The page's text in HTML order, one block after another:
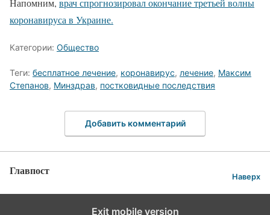
Напомним, врач спрогнозировал окончание третьей волны
коронавируса в Украине.
Категории: Общество
Теги: бесплатное лечение, коронавирус, лечение, Максим
Степанов, Минздрав, постковидные последствия
Добавить комментарий
Главпост Наверх
Exit mobile version